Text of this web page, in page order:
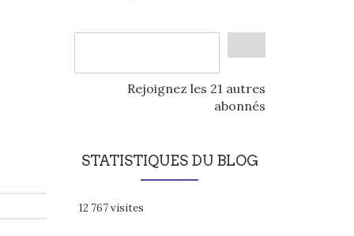
Rejoignez les 21 autres
abonnés
STATISTIQUES DU BLOG
12 767 visites